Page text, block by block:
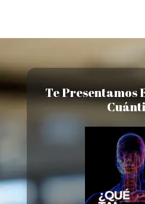
Te Presentamos